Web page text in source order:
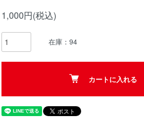
1,000円(税込)
在庫：94
カートに入れる